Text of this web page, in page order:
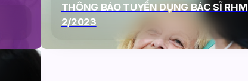
THÔNG BÁO TUYỂN DỤNG BÁC SĨ RHM
2/2023